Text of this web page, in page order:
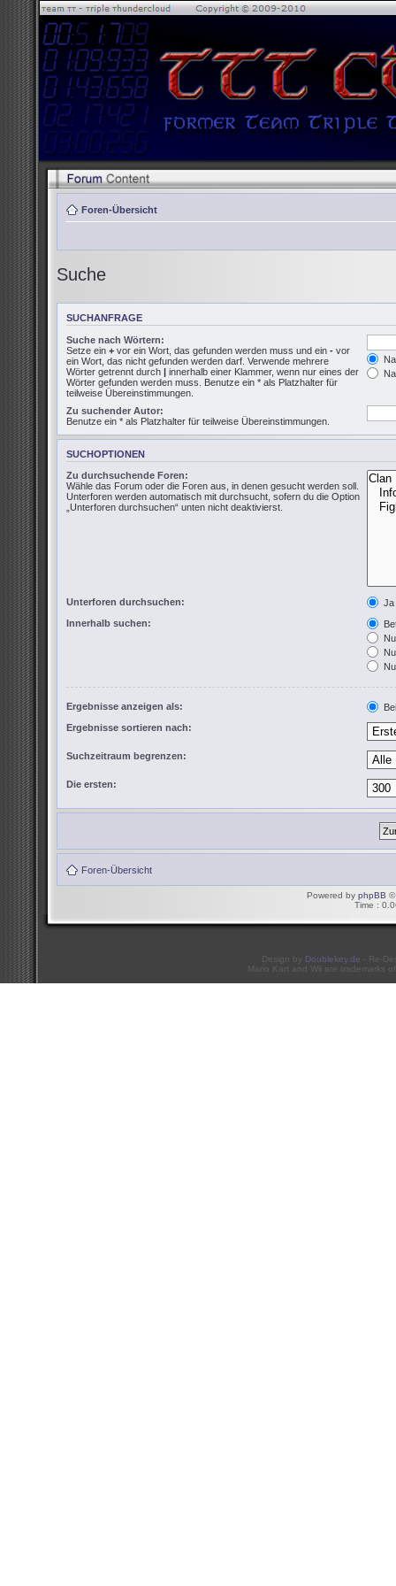
Foren-Übersicht
Suche
SUCHANFRAGE
Suche nach Wörtern:
Setze ein + vor ein Wort, das gefunden werden muss und ein - vor
ein Wort, das nicht gefunden werden darf. Verwende mehrere
Wörter getrennt durch | innerhalb einer Klammer, wenn nur eines der
Wörter gefunden werden muss. Benutze ein * als Platzhalter für
teilweise Übereinstimmungen.
Zu suchender Autor:
Benutze ein * als Platzhalter für teilweise Übereinstimmungen.
SUCHOPTIONEN
Zu durchsuchende Foren:
Wähle das Forum oder die Foren aus, in denen gesucht werden soll.
Unterforen werden automatisch mit durchsucht, sofern du die Option
„Unterforen durchsuchen“ unten nicht deaktivierst.
Unterforen durchsuchen:
Ja
Innerhalb suchen:
Ergebnisse anzeigen als:
Ergebnisse sortieren nach:
Suchzeitraum begrenzen:
Die ersten:
Foren-Übersicht
Powered by phpBB ©
Time :
Design by Doublekey.de - Re-
Mario Kart and Wii are trademarks